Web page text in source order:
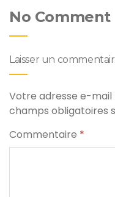
No Comment
Laisser un
Votre adresse e-mail
champs obligatoires
Commentaire *